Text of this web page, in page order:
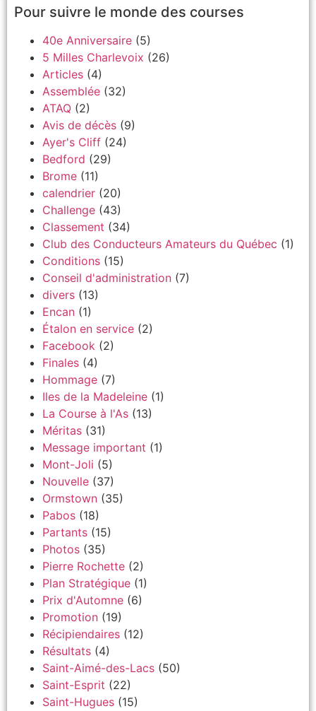
Pour suivre le monde des courses
40e Anniversaire (5)
5 Milles Charlevoix (26)
Articles (4)
Assemblée (32)
ATAQ (2)
Avis de décès (9)
Ayer's Cliff (24)
Bedford (29)
Brome (11)
calendrier (20)
Challenge (43)
Classement (34)
Club des Conducteurs Amateurs du Québec (1)
Conditions (15)
Conseil d'administration (7)
divers (13)
Encan (1)
Étalon en service (2)
Facebook (2)
Finales (4)
Hommage (7)
Iles de la Madeleine (1)
La Course à l'As (13)
Méritas (31)
Message important (1)
Mont-Joli (5)
Nouvelle (37)
Ormstown (35)
Pabos (18)
Partants (15)
Photos (35)
Pierre Rochette (2)
Plan Stratégique (1)
Prix d'Automne (6)
Promotion (19)
Récipiendaires (12)
Résultats (4)
Saint-Aimé-des-Lacs (50)
Saint-Esprit (22)
Saint-Hugues (15)